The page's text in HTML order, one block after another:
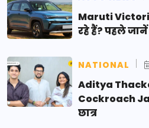
Maruti
रहे हैं? पहले जानें
NATIONAL
Aditya
Cockroach
छात्र